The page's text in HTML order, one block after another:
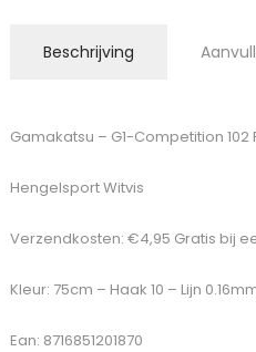
Beschrijving
Gamakatsu – G1-Competition 102
Hengelsport Witvis
Verzendkosten: €4,95 Gratis bij
Kleur: 75cm – Haak 10 – Lijn
Ean: 8716851201870